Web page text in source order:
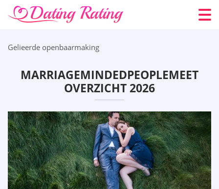
Gelieerde openbaarmaking
MARRIAGEMINDEDPEOPLEMEET
OVERZICHT 2026